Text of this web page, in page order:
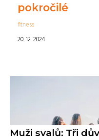
pokročilé
fitness
20. 12. 2024
Muži svalů: Tři